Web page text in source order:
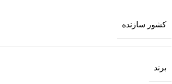
کشور سازنده
برند